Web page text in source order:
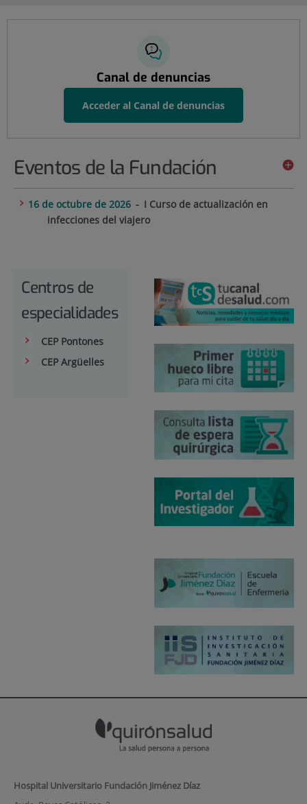
Canal de denuncias
Acceder al Canal de denuncias
Eventos de la Fundación
16 de octubre de 2026
I Curso de actualización en
infecciones del viajero
Centros de
especialidades
CEP Pontones
CEP Argüelles
Hospital Universitario Fundación Jiménez Díaz